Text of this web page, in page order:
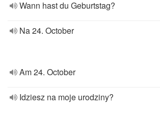
Wann hast du Geburtstag?
Na 24. October
Am 24. October
Idziesz na moje urodziny?